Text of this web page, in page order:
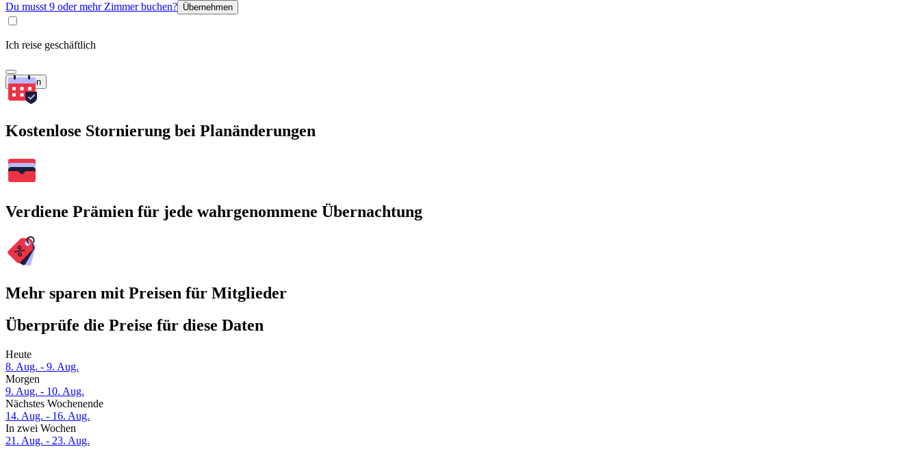
Du musst 9 oder mehr Zimmer buchen? Übernehmen
Ich reise geschäftlich
Suchen
Kostenlose Stornierung bei Planänderungen
Verdiene Prämien für jede wahrgenommene Übernachtung
Mehr sparen mit Preisen für Mitglieder
Überprüfe die Preise für diese Daten
Heute
8. Aug. - 9. Aug.
Morgen
9. Aug. - 10. Aug.
Nächstes Wochenende
14. Aug. - 16. Aug.
In zwei Wochen
21. Aug. - 23. Aug.